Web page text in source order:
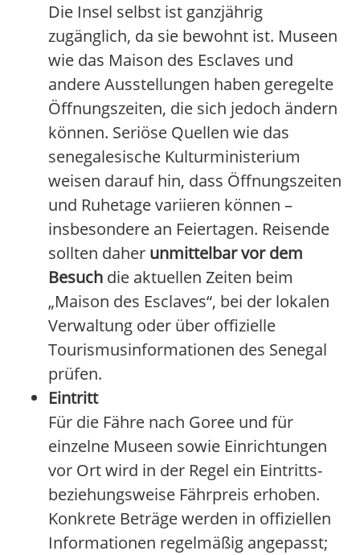
Die Insel selbst ist ganzjährig
zugänglich, da sie bewohnt ist. Museen
wie das Maison des Esclaves und
andere Ausstellungen haben geregelte
Öffnungszeiten, die sich jedoch ändern
können. Seriöse Quellen wie das
senegalesische Kulturministerium
weisen darauf hin, dass Öffnungszeiten
und Ruhetage variieren können –
insbesondere an Feiertagen. Reisende
sollten daher unmittelbar vor dem
Besuch die aktuellen Zeiten beim
„Maison des Esclaves“, bei der lokalen
Verwaltung oder über offizielle
Tourismusinformationen des Senegal
prüfen.
Eintritt
Für die Fähre nach Goree und für
einzelne Museen sowie Einrichtungen
vor Ort wird in der Regel ein Eintritts-
beziehungsweise Fährpreis erhoben.
Konkrete Beträge werden in offiziellen
Informationen regelmäßig angepasst;